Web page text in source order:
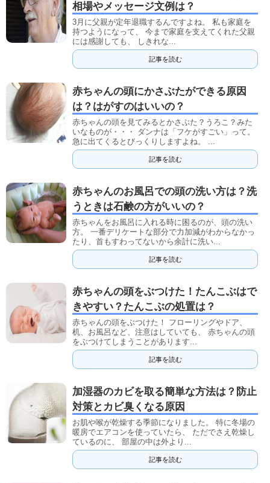
相場やメッセージ文例は？
3月に父親が定年退職するんですよね。 私も家庭を
持つようになって、 今まで家庭を支えてくれた父親
には感謝しても、 しきれな...
記事を読む
赤ちゃんの頭にかさぶたができる原因
は？はがすのはいいの？
赤ちゃんの頭を見てみるとかさぶた？うろこ？みた
いなものが・・・ ダンナは「フケがすごい」って。
急に出てくるとびっくりしますよね。 ...
記事を読む
赤ちゃんのお風呂での頭の洗い方は？洗
うときは石鹸の方がいいの？
赤ちゃんをお風呂に入れる時に困るのが、頭の洗い
方。 一番デリケートな部分で力加減がわからなかっ
たり、首もすわってないから余計に洗い...
記事を読む
赤ちゃんの頭をぶつけた！たんこぶはで
きやすい？たんこぶの処置は？
赤ちゃんの頭をぶつけた！ フローリングやドア、
机、お風呂など、注意はしていても、 赤ちゃんの頭
をぶつけてしまうことがあります...
記事を読む
加湿器のカビを取る簡単な方法は？防止
対策とカビ臭くなる原因
お肌や喉が乾燥する季節になりました。 特に冬場の
暖房でエアコンを使っていたら、 ただでさえ乾燥し
ているのに、 部屋の中は外より...
記事を読む